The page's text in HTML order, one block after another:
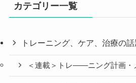
カテゴリー一覧
トレーニング、ケア、治療の話
＜連載＞トレ――ニング計画・